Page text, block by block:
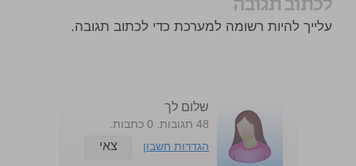
עלייך להיות רשומה למערכת כדי לכתוב תגובה.
שלום לך
48 תגובות. 0 כתבות.
הגדרות חשבון
צאי